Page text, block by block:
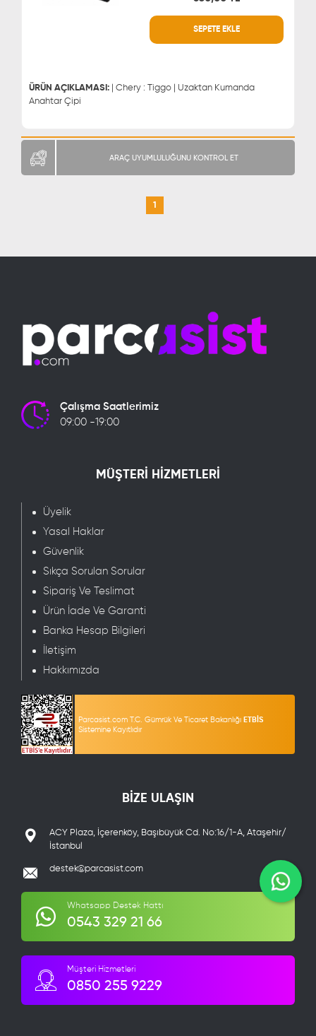
SEPETE EKLE
ÜRÜN AÇIKLAMASI: | Chery : Tiggo | Uzaktan Kumanda
Anahtar Çipi
MÜŞTERİ HİZMETLERİ
ARAÇ UYUMLULUĞUNU KONTROL ET
1
Çalışma Saatlerimiz
09:00 -19:00
MÜŞTERİ HİZMETLERİ
Üyelik
Yasal Haklar
Güvenlik
Sıkça Sorulan Sorular
Sipariş Ve Teslimat
Ürün İade Ve Garanti
Banka Hesap Bilgileri
İletişim
Hakkımızda
Parcasist.com T.C. Gümrük Ve Ticaret Bakanlığı ETBİS
Sistemine Kayıtlıdır
BİZE ULAŞIN
ACY Plaza, İçerenköy, Başıbüyük Cd. No:16/1-A, Ataşehir/
İstanbul
destek@parcasist.com
Whatsapp Destek Hattı
0543 329 21 66
Müşteri Hizmetleri
0850 255 9229